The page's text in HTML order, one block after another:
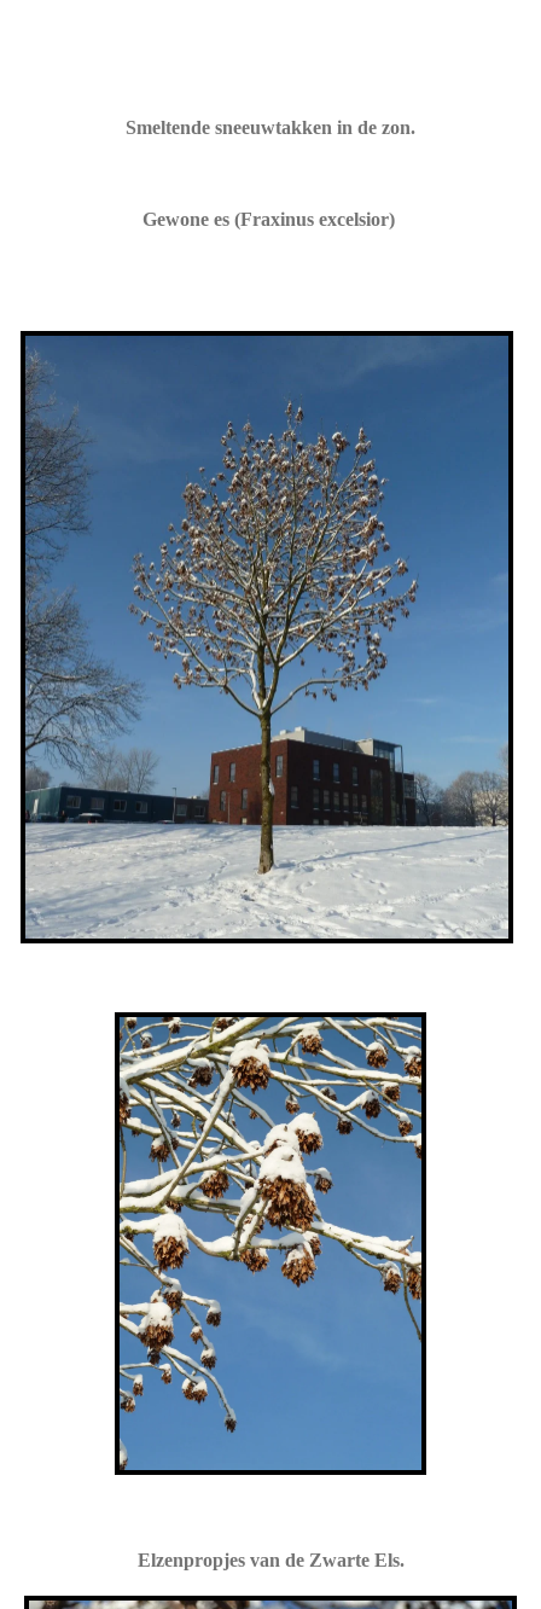
Smeltende sneeuwtakken in de zon.
Gewone es (Fraxinus excelsior)
Elzenpropjes van de Zwarte Els.